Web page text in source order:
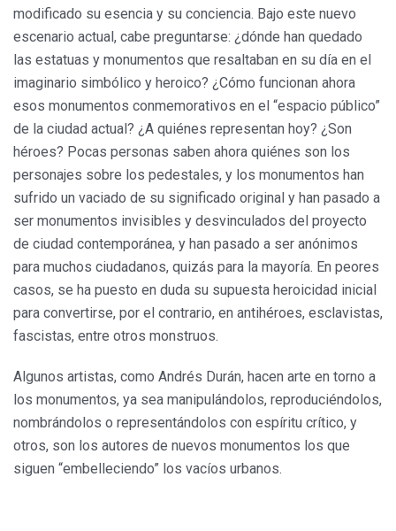
modificado su esencia y su conciencia. Bajo este nuevo
escenario actual, cabe preguntarse: ¿dónde han quedado
las estatuas y monumentos que resaltaban en su día en el
imaginario simbólico y heroico? ¿Cómo funcionan ahora
esos monumentos conmemorativos en el “espacio público”
de la ciudad actual? ¿A quiénes representan hoy? ¿Son
héroes? Pocas personas saben ahora quiénes son los
personajes sobre los pedestales, y los monumentos han
sufrido un vaciado de su significado original y han pasado a
ser monumentos invisibles y desvinculados del proyecto
de ciudad contemporánea, y han pasado a ser anónimos
para muchos ciudadanos, quizás para la mayoría. En peores
casos, se ha puesto en duda su supuesta heroicidad inicial
para convertirse, por el contrario, en antihéroes, esclavistas,
fascistas, entre otros monstruos.
Algunos artistas, como Andrés Durán, hacen arte en torno a
los monumentos, ya sea manipulándolos, reproduciéndolos,
nombrándolos o representándolos con espíritu crítico, y
otros, son los autores de nuevos monumentos los que
siguen “embelleciendo” los vacíos urbanos.